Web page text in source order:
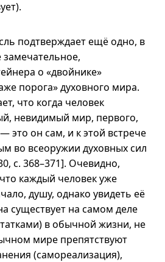
подтверждает ещё одно, в
о «двойнике»
порога» духовного мира.
что когда человек
невидимый мир, первого,
это он сам, и кэтой встрече
во всеоружии духовных сил
с. 368–371]. Очевидно,
каждый человек уже
душу, однако увидеть её
существует на самом деле
в обычной жизни, не
мире препятствуют
(самореализация),